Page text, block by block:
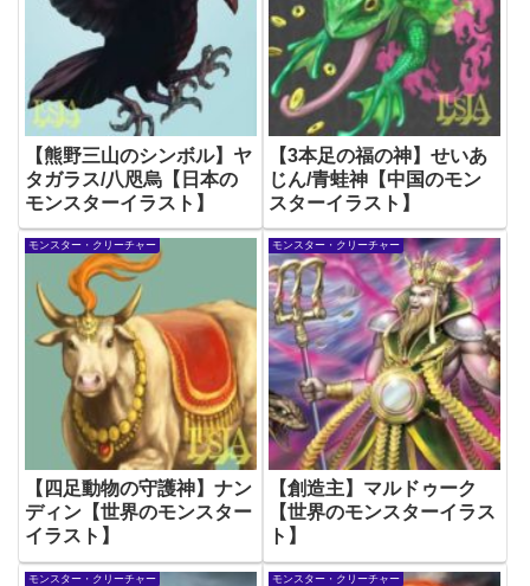
【熊野三山のシンボル】ヤ
タガラス/八咫烏【日本の
モンスターイラスト】
【3本足の福の神】せいあ
じん/青蛙神【中国のモン
スターイラスト】
モンスター・クリーチャー
【四足動物の守護神】ナン
ディン【世界のモンスター
イラスト】
モンスター・クリーチャー
【創造主】マルドゥーク
【世界のモンスターイラス
ト】
モンスター・クリーチャー モンスター・クリーチャー